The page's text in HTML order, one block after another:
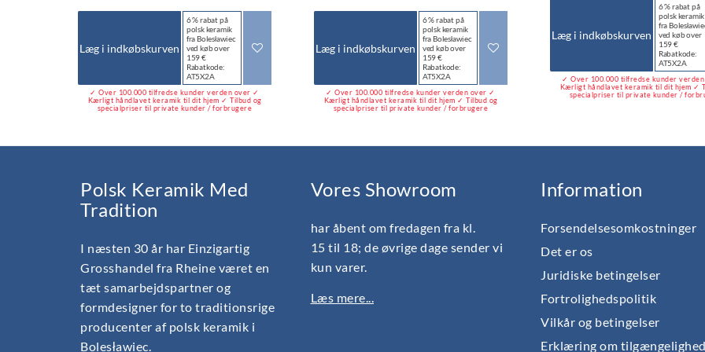
Læg i indkøbskurven
6 % rabat på
polsk keramik
fra Bolesławiec
ved køb over
159 €
Rabatkode:
AT5X2A
✓ Over 100.000 tilfredse kunder verden over ✓
Kærligt håndlavet keramik til dit hjem ✓ Tilbud og
specialpriser til private kunder / forbrugere
Læg i indkøbskurven
6 % rabat på
polsk keramik
fra Bolesławiec
ved køb over
159 €
Rabatkode:
AT5X2A
✓ Over 100.000 tilfredse kunder verden over ✓
Kærligt håndlavet keramik til dit hjem ✓ Tilbud og
specialpriser til private kunder / forbrugere
Læg i indkøbskurven
6 % rabat på
polsk keramik
fra
ved køb over
159 €
Rabatkode:
AT5X2A
✓ Over 100.000 tilfredse kunder
Kærligt håndlavet keramik til dit hjem ✓
specialpriser til private kunder /
Polsk Keramik Med
Tradition
I næsten 30 år har Einzigartig
Grosshandel fra Rheine været en
tæt samarbejdspartner og
formdesigner for to traditionsrige
producenter af polsk keramik i
Bolesławiec.
Vores Showroom
har åbent om fredagen fra kl.
15 til 18; de øvrige dage sender vi
kun varer.
Læs mere...
Information
Forsendelsesomkostninger
Det er os
Juridiske betingelser
Fortrolighedspolitik
Vilkår og betingelser
Erklæring om tilgængelighed